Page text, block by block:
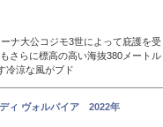
ナ大公コジモ3世によって庇護を受
さらに標高の高い海抜380メートル
冷涼な風がブド
ィ ヴォルパイア 2022年